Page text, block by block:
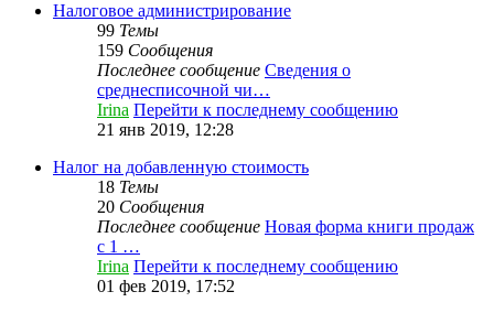
Налоговое администрирование
99 Темы
159 Сообщения
Последнее сообщение Сведения о
среднесписочной чи…
Irina Перейти к последнему сообщению
21 янв 2019, 12:28
Налог на добавленную стоимость
18 Темы
20 Сообщения
Последнее сообщение Новая форма книги продаж
с 1 …
Irina Перейти к последнему сообщению
01 фев 2019, 17:52